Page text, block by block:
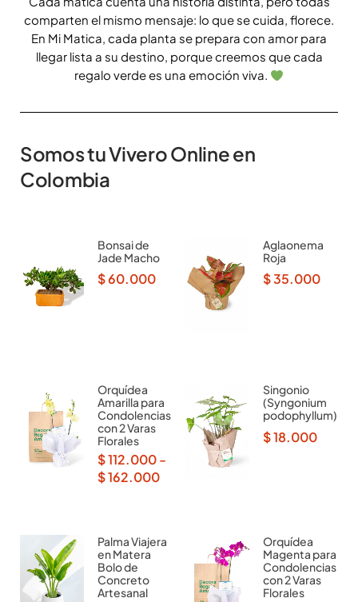
comparten el mismo mensaje: lo que se cuida, florece.
En Mi Matica, cada planta se prepara con amor para
llegar lista a su destino, porque creemos que cada
regalo verde es una emoción viva.
Somos tu Vivero Online en
Colombia
Bonsai de
Jade Macho
$60.000
Aglaonema
Roja
$35.000
Orquídea
Amarilla para
Condolencias
con 2 Varas
Florales
$112.000-
$162.000
Singonio
(Syngonium
podophyllum)
$18.000
Palma Viajera
en Matera
Bolo de
Concreto
Artesanal
Orquídea
Magenta para
Condolencias
con 2 Varas
Florales